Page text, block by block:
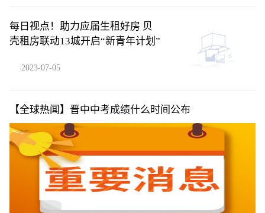
每日视点！助力应届生租好房 贝
壳租房联动13城开启“新青年计划”
2023-07-05
【全球热闻】晋中中考成绩什么时间公布